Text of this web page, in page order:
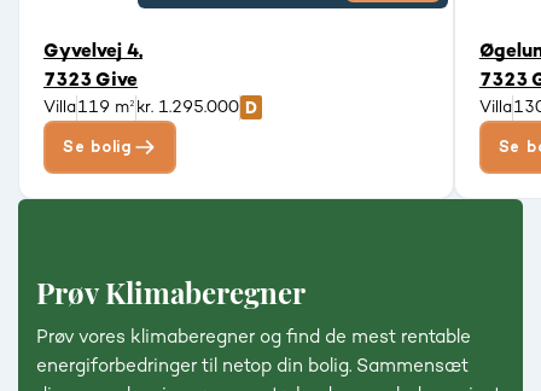
Gyvelvej 4,
7323 Give
Villa119 m² kr. 1.295.000
Se bolig
7323
Villa
Se
Prøv Klimaberegner
Prøv vores klimaberegner og find de mest rentable
energiforbedringer til netop din bolig. Sammensæt